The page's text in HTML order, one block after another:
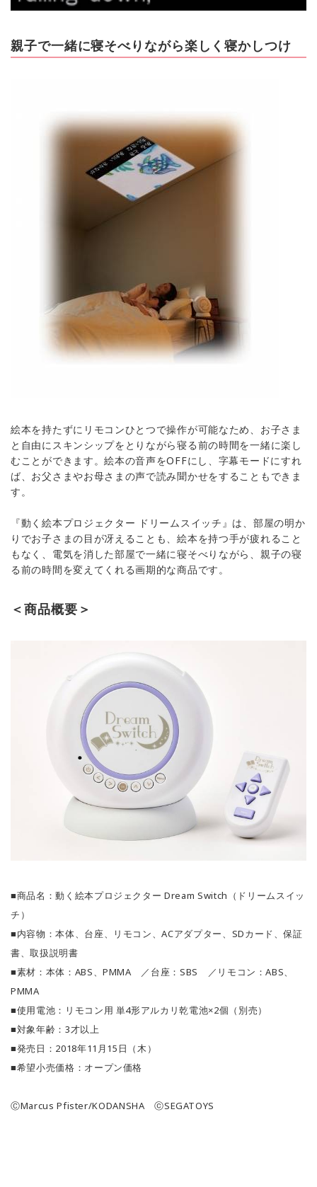
親子で一緒に寝そべりながら楽しく寝かしつけ
絵本を持たずにリモコンひとつで操作が可能なため、お子さま
と自由にスキンシップをとりながら寝る前の時間を一緒に楽し
むことができます。絵本の音声をOFFにし、字幕モードにすれ
ば、お父さまやお母さまの声で読み聞かせをすることもできま
す。
『動く絵本プロジェクター ドリームスイッチ』は、部屋の明か
りでお子さまの目が冴えることも、絵本を持つ手が疲れること
もなく、電気を消した部屋で一緒に寝そべりながら、親子の寝
る前の時間を変えてくれる画期的な商品です。
＜商品概要＞
■商品名：動く絵本プロジェクター Dream Switch（ドリームスイッ
チ）
■内容物：本体、台座、リモコン、ACアダプター、SDカード、保証
書、取扱説明書
■素材：本体：ABS、PMMA ／台座：SBS ／リモコン：ABS、
PMMA
■使用電池：リモコン用 単4形アルカリ乾電池×2個（別売）
■対象年齢：3才以上
■発売日：2018年11月15日（木）
■希望小売価格：オープン価格
ⒸMarcus Pfister/KODANSHA ⓒSEGATOYS